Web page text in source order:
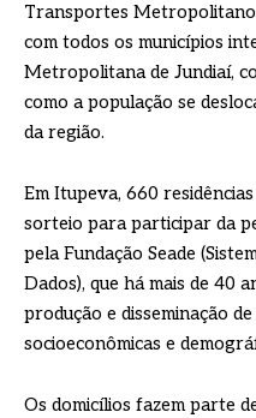
Transportes
com todos os municípios
Metropolitana de Jundiaí,
como a população se
da região.
Em Itupeva, 660
sorteio para participar da
pela Fundação Seade
Dados), que há mais de 40
produção e disseminação
socioeconômicas e
Os domicílios fazem parte